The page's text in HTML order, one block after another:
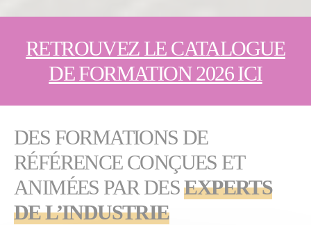
RETROUVEZ LE CATALOGUE
DE FORMATION 2026 ICI
DES FORMATIONS DE
RÉFÉRENCE CONÇUES ET
ANIMÉES PAR DESEXPERTS
DE L’INDUSTRIE